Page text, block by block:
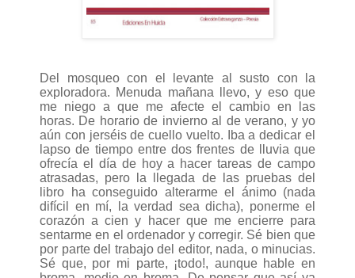
Del mosqueo con el levante al susto con la
exploradora. Menuda mañana llevo, y eso que
me niego a que me afecte el cambio en las
horas. De horario de invierno al de verano, y yo
aún con jerséis de cuello vuelto. Iba a dedicar el
lapso de tiempo entre dos frentes de lluvia que
ofrecía el día de hoy a hacer tareas de campo
atrasadas, pero la llegada de las pruebas del
libro ha conseguido alterarme el ánimo (nada
difícil en mí, la verdad sea dicha), ponerme el
corazón a cien y hacer que me encierre para
sentarme en el ordenador y corregir. Sé bien que
por parte del trabajo del editor, nada, o minucias.
Sé que, por mi parte, ¡todo!, aunque hable en